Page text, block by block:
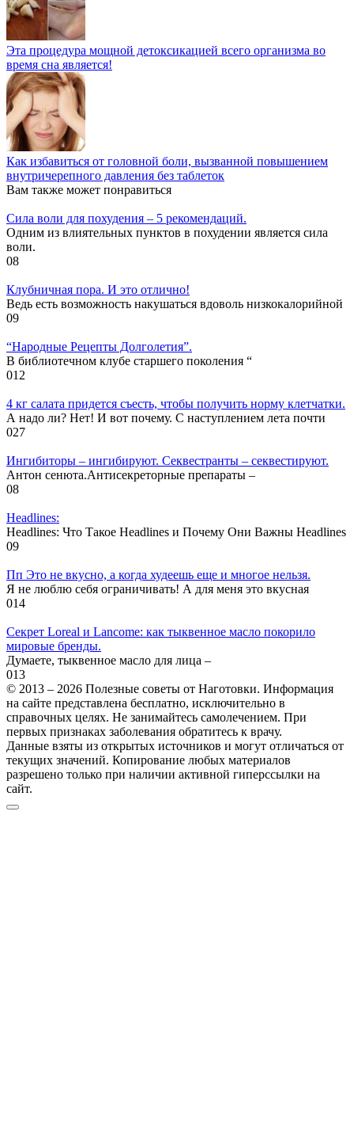
Эта процедура мощной детоксикацией всего организма во
время сна является!
Как избавиться от головной боли, вызванной повышением
внутричерепного давления без таблеток
Вам также может понравиться
Cила воли для похудения – 5 рекомендаций.
Одним из влиятельных пунктов в похудении является сила
воли.
08
Клубничная пора. И это отлично!
Ведь есть возможность накушаться вдоволь низкокалорийной
09
“Народные Рецепты Долголетия”.
В библиотечном клубе старшего поколения “
012
4 кг салата придется съесть, чтобы получить норму клетчатки.
А надо ли? Нет! И вот почему. С наступлением лета почти
027
Ингибиторы – ингибируют. Секвестранты – секвестируют.
Антон сенюта.Антисекреторные препараты –
08
Headlines:
Headlines: Что Такое Headlines и Почему Они Важны Headlines
09
Пп Это не вкусно, а когда худеешь еще и многое нельзя.
Я не люблю себя ограничивать! А для меня это вкусная
014
Секрет Loreal и Lancome: как тыквенное масло покорило
мировые бренды.
Думаете, тыквенное масло для лица –
013
© 2013 – 2026 Полезные советы от Наготовки. Информация
на сайте представлена бесплатно, исключительно в
справочных целях. Не занимайтесь самолечением. При
первых признаках заболевания обратитесь к врачу.
Данные взяты из открытых источников и могут отличаться от
текущих значений. Копирование любых материалов
разрешено только при наличии активной гиперссылки на
сайт.